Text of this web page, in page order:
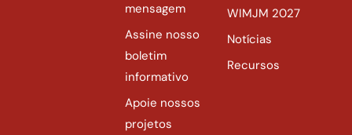
mensagem
Assine nosso
boletim
informativo
Apoie nossos
projetos
WIMJM 2027
Notícias
Recursos